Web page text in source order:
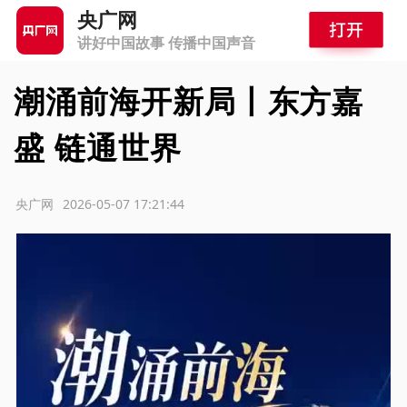
央广网
讲好中国故事 传播中国声音
潮涌前海开新局丨东方嘉
盛 链通世界
2026-05-07 17:21:44
央广网